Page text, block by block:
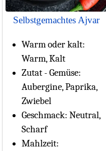
Selbstgemachtes Ajvar
Warm oder kalt:
Warm, Kalt
Zutat - Gemüse:
Aubergine, Paprika,
Zwiebel
Geschmack: Neutral,
Scharf
Mahlzeit: